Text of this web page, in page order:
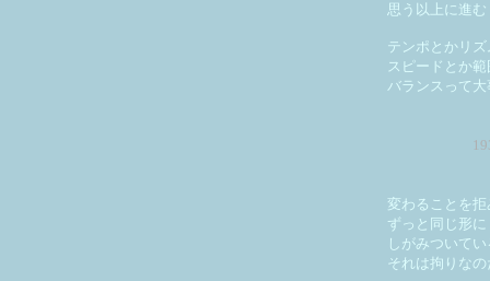
思う以上に進む
テンポとかリズ
スピードとか
バランスって大
変わることを拒
ずっと同じ形に
しがみついて
それは拘りな